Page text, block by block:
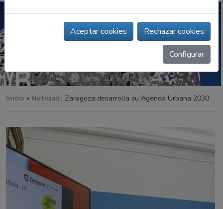
Inicio » Noticias | Zaragoza desarrolla su Agenda Urbana 2030
Aceptar cookies Rechazar cookies
Configurar